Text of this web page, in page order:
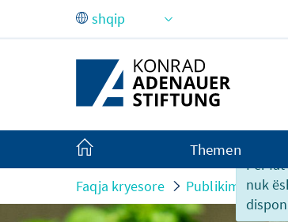
Skip to Main Content
Për
nuk
Themen
Faqja kryesore Publikime